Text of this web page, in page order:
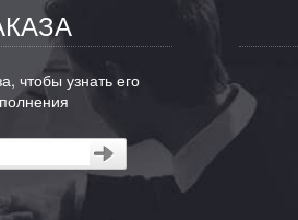
чтобы узнать его